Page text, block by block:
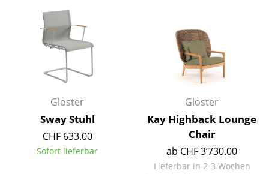
Doppelbetten
Einzelbetten
Stapelbetten
Kinderbetten
Nachttische & Bettzubehör
... alle Betten
Accessoires
Gloster
Sway Stuhl
CHF 633.00
Sofort lieferbar
Gloster
Kay Highback Lounge
Chair
ab CHF 3’730.00
Lieferbar in 2-3 Wochen